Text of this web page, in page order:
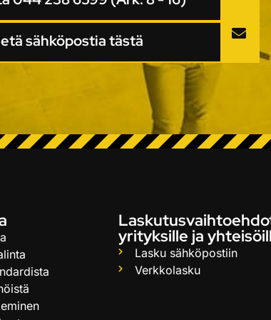
sähköpostia tästä
yrityksille ja
Lasku sähköpostiin
Verkkolasku